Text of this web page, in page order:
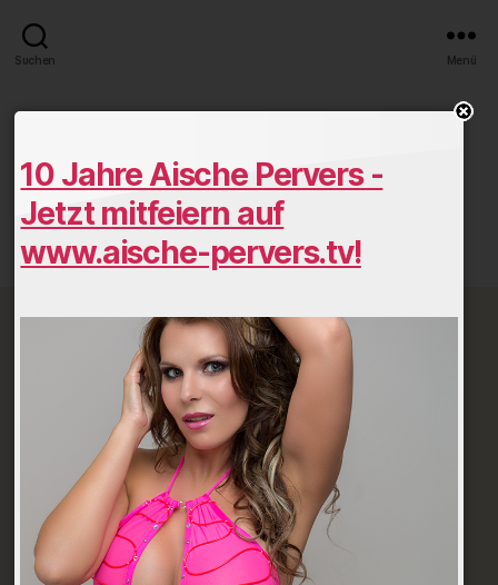
10 Jahre Aische Pervers -
Jetzt mitfeiern auf
www.aische-pervers.tv!
Suchen Menü
Beitragsautor
VonAischeP Veröffentlichungsdatum
August 29, 2016
Keine Kommentare
6df5bab9.jpg